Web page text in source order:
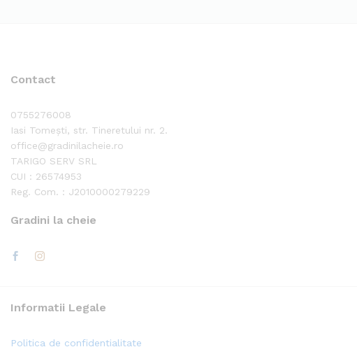
Contact
0755276008
Iasi Tomești, str. Tineretului nr. 2.
office@gradinilacheie.ro
TARIGO SERV SRL
CUI : 26574953
Reg. Com. : J2010000279229
Gradini la cheie
Informatii Legale
Politica de confidentialitate